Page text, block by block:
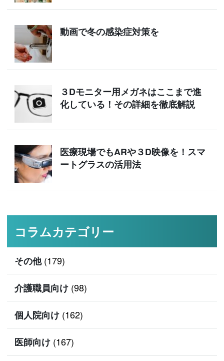
動画で冬の感染症対策を
３Dモニター用メガネはここまで進
化している！その詳細を徹底解説
医療現場でもARや３D映像を！スマ
ートグラスの活用法
コラムカテゴリー
その他(179)
介護職員向け (98)
個人院向け (162)
医師向け (167)